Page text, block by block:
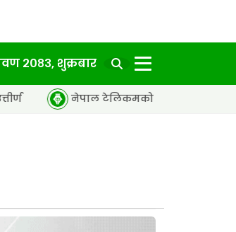
२०८३, शुक्रबार
नेपाल टेलिकमको अवरुद्ध सेवा पुनः सञ्चालनमा